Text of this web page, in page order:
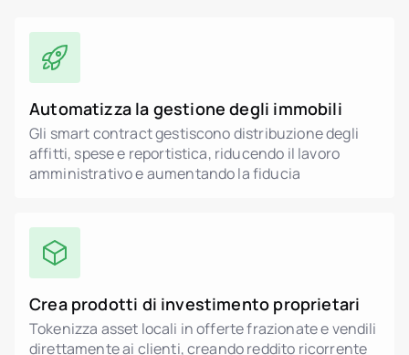
Automatizza la gestione degli immobili
Gli smart contract gestiscono distribuzione degli
affitti, spese e reportistica, riducendo il lavoro
amministrativo e aumentando la fiducia
Crea prodotti di investimento proprietari
Tokenizza asset locali in offerte frazionate e vendili
direttamente ai clienti, creando reddito ricorrente